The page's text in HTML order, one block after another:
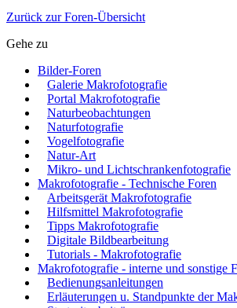
Zurück zur Foren-Übersicht
Gehe zu
Bilder-Foren
Galerie Makrofotografie
Portal Makrofotografie
Naturbeobachtungen
Naturfotografie
Vogelfotografie
Natur-Art
Mikro- und Lichtschrankenfotografie
Makrofotografie - Technische Foren
Arbeitsgerät Makrofotografie
Hilfsmittel Makrofotografie
Tipps Makrofotografie
Digitale Bildbearbeitung
Tutorials - Makrofotografie
Makrofotografie - interne und sonstige
Bedienungsanleitungen
Erläuterungen u. Standpunkte der